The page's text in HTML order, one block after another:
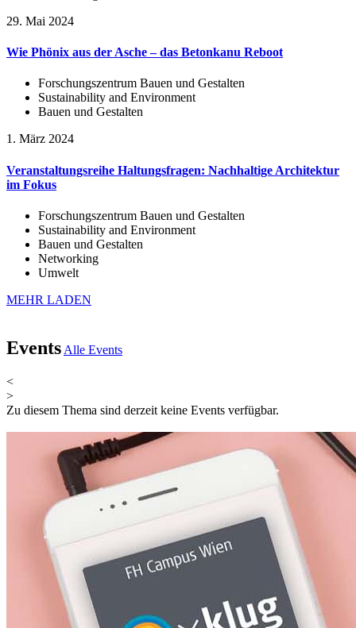
29. Mai 2024
Wie Phönix aus der Asche – das Betonkanu Reboot
Forschungszentrum Bauen und Gestalten
Sustainability and Environment
Bauen und Gestalten
1. März 2024
Veranstaltungsreihe Haltungsfragen: Nachhaltige Architektur
im Fokus
Forschungszentrum Bauen und Gestalten
Sustainability and Environment
Bauen und Gestalten
Networking
Umwelt
MEHR LADEN
Events Alle Events
<
>
Zu diesem Thema sind derzeit keine Events verfügbar.